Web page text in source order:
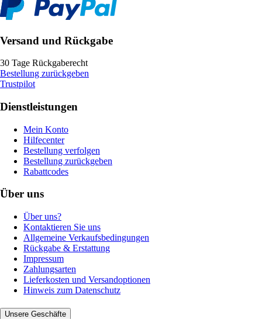
Versand und Rückgabe
30 Tage Rückgaberecht
Bestellung zurückgeben
Trustpilot
Dienstleistungen
Mein Konto
Hilfecenter
Bestellung verfolgen
Bestellung zurückgeben
Rabattcodes
Über uns
Über uns?
Kontaktieren Sie uns
Allgemeine Verkaufsbedingungen
Rückgabe & Erstattung
Impressum
Zahlungsarten
Lieferkosten und Versandoptionen
Hinweis zum Datenschutz
Unsere Geschäfte